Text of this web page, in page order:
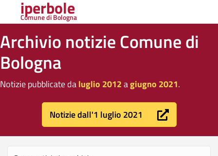
iperbole
Comune di Bologna
Archivio notizie Comune di
Bologna
Notizie pubblicate daluglio 2012agiugno 2021.
Notizie dall'1 luglio 2021